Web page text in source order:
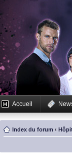
Accueil
Index du forum ‹